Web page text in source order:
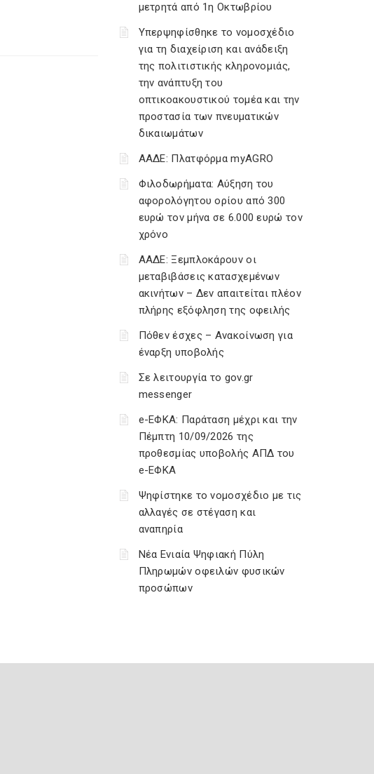
μετρητά από 1η Οκτωβρίου
Υπερψηφίσθηκε το νομοσχέδιο
για τη διαχείριση και ανάδειξη
της πολιτιστικής κληρονομιάς,
την ανάπτυξη του
οπτικοακουστικού τομέα και την
προστασία των πνευματικών
δικαιωμάτων
ΑΑΔΕ: Πλατφόρμα myAGRO
Φιλοδωρήματα: Αύξηση του
αφορολόγητου ορίου από 300
ευρώ τον μήνα σε 6.000 ευρώ τον
χρόνο
ΑΑΔΕ: Ξεμπλοκάρουν οι
μεταβιβάσεις κατασχεμένων
ακινήτων – Δεν απαιτείται πλέον
πλήρης εξόφληση της οφειλής
Πόθεν έσχες – Ανακοίνωση για
έναρξη υποβολής
Σε λειτουργία το gov.gr
messenger
e-ΕΦΚΑ: Παράταση μέχρι και την
Πέμπτη 10/09/2026 της
προθεσμίας υποβολής ΑΠΔ του
e-ΕΦΚΑ
Ψηφίστηκε το νομοσχέδιο με τις
αλλαγές σε στέγαση και
αναπηρία
Νέα Ενιαία Ψηφιακή Πύλη
Πληρωμών οφειλών φυσικών
προσώπων